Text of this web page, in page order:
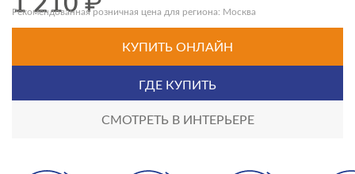
Рекомендованная розничная цена для региона: Москва
КУПИТЬ ОНЛАЙН
ГДЕ КУПИТЬ
СМОТРЕТЬ В ИНТЕРЬЕРЕ